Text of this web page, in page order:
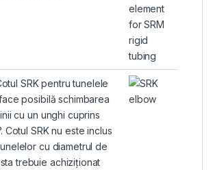
SRK pentru tunelele
posibilă schimbarea
cu un unghi cuprins
Cotul SRK nu este inclus
cu diametrul de
trebuie achiziționat